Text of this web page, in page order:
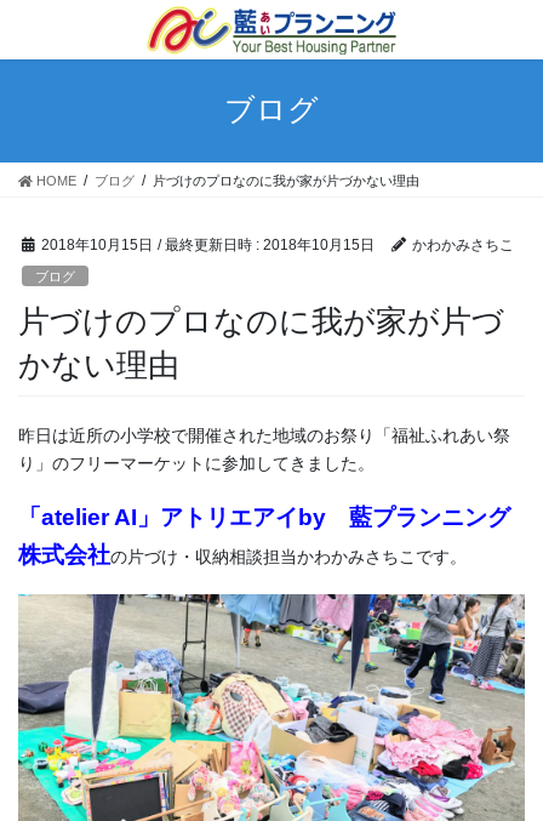
ブログ
HOME ブログ 片づけのプロなのに我が家が片づかない理由
2018年10月15日 / 最終更新日時 : 2018年10月15日 かわかみさちこ
ブログ
片づけのプロなのに我が家が片づ
かない理由
昨日は近所の小学校で開催された地域のお祭り「福祉ふれあい祭
り」のフリーマーケットに参加してきました。
「atelier AI」アトリエアイby 藍プランニング
株式会社の片づけ・収納相談担当かわかみさちこです。